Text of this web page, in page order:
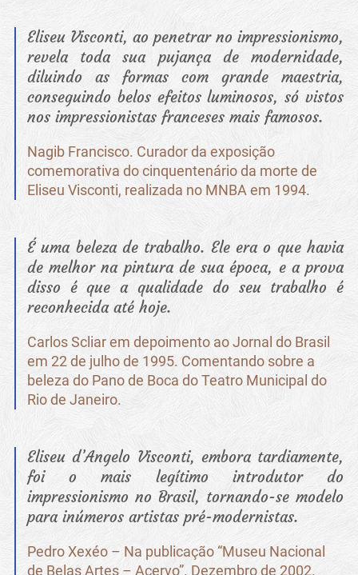
Eliseu Visconti, ao penetrar no impressionismo,
revela toda sua pujança de modernidade,
diluindo as formas com grande maestria,
conseguindo belos efeitos luminosos, só vistos
nos impressionistas franceses mais famosos.
Nagib Francisco. Curador da exposição
comemorativa do cinquentenário da morte de
Eliseu Visconti, realizada no MNBA em 1994.
É uma beleza de trabalho. Ele era o que havia
de melhor na pintura de sua época, e a prova
disso é que a qualidade do seu trabalho é
reconhecida até hoje.
Carlos Scliar em depoimento ao Jornal do Brasil
em 22 de julho de 1995. Comentando sobre a
beleza do Pano de Boca do Teatro Municipal do
Rio de Janeiro.
Eliseu d’Angelo Visconti, embora tardiamente,
foi o mais legítimo introdutor do
impressionismo no Brasil, tornando-se modelo
para inúmeros artistas pré-modernistas.
Pedro Xexéo – Na publicação “Museu Nacional
de Belas Artes – Acervo”. Dezembro de 2002.